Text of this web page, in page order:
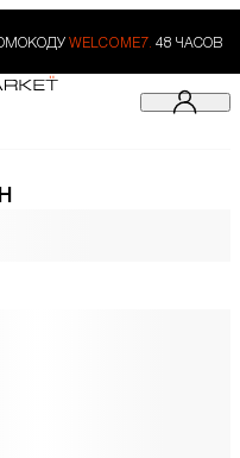
WELCOME7. 48 ЧАСОВ